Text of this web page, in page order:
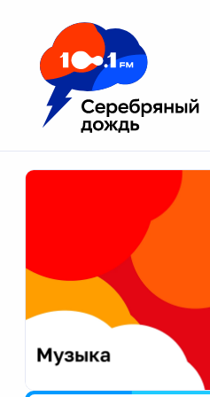
Москва 100.1 FM
Апатиты
Екатеринбург
Калининград
Калуга